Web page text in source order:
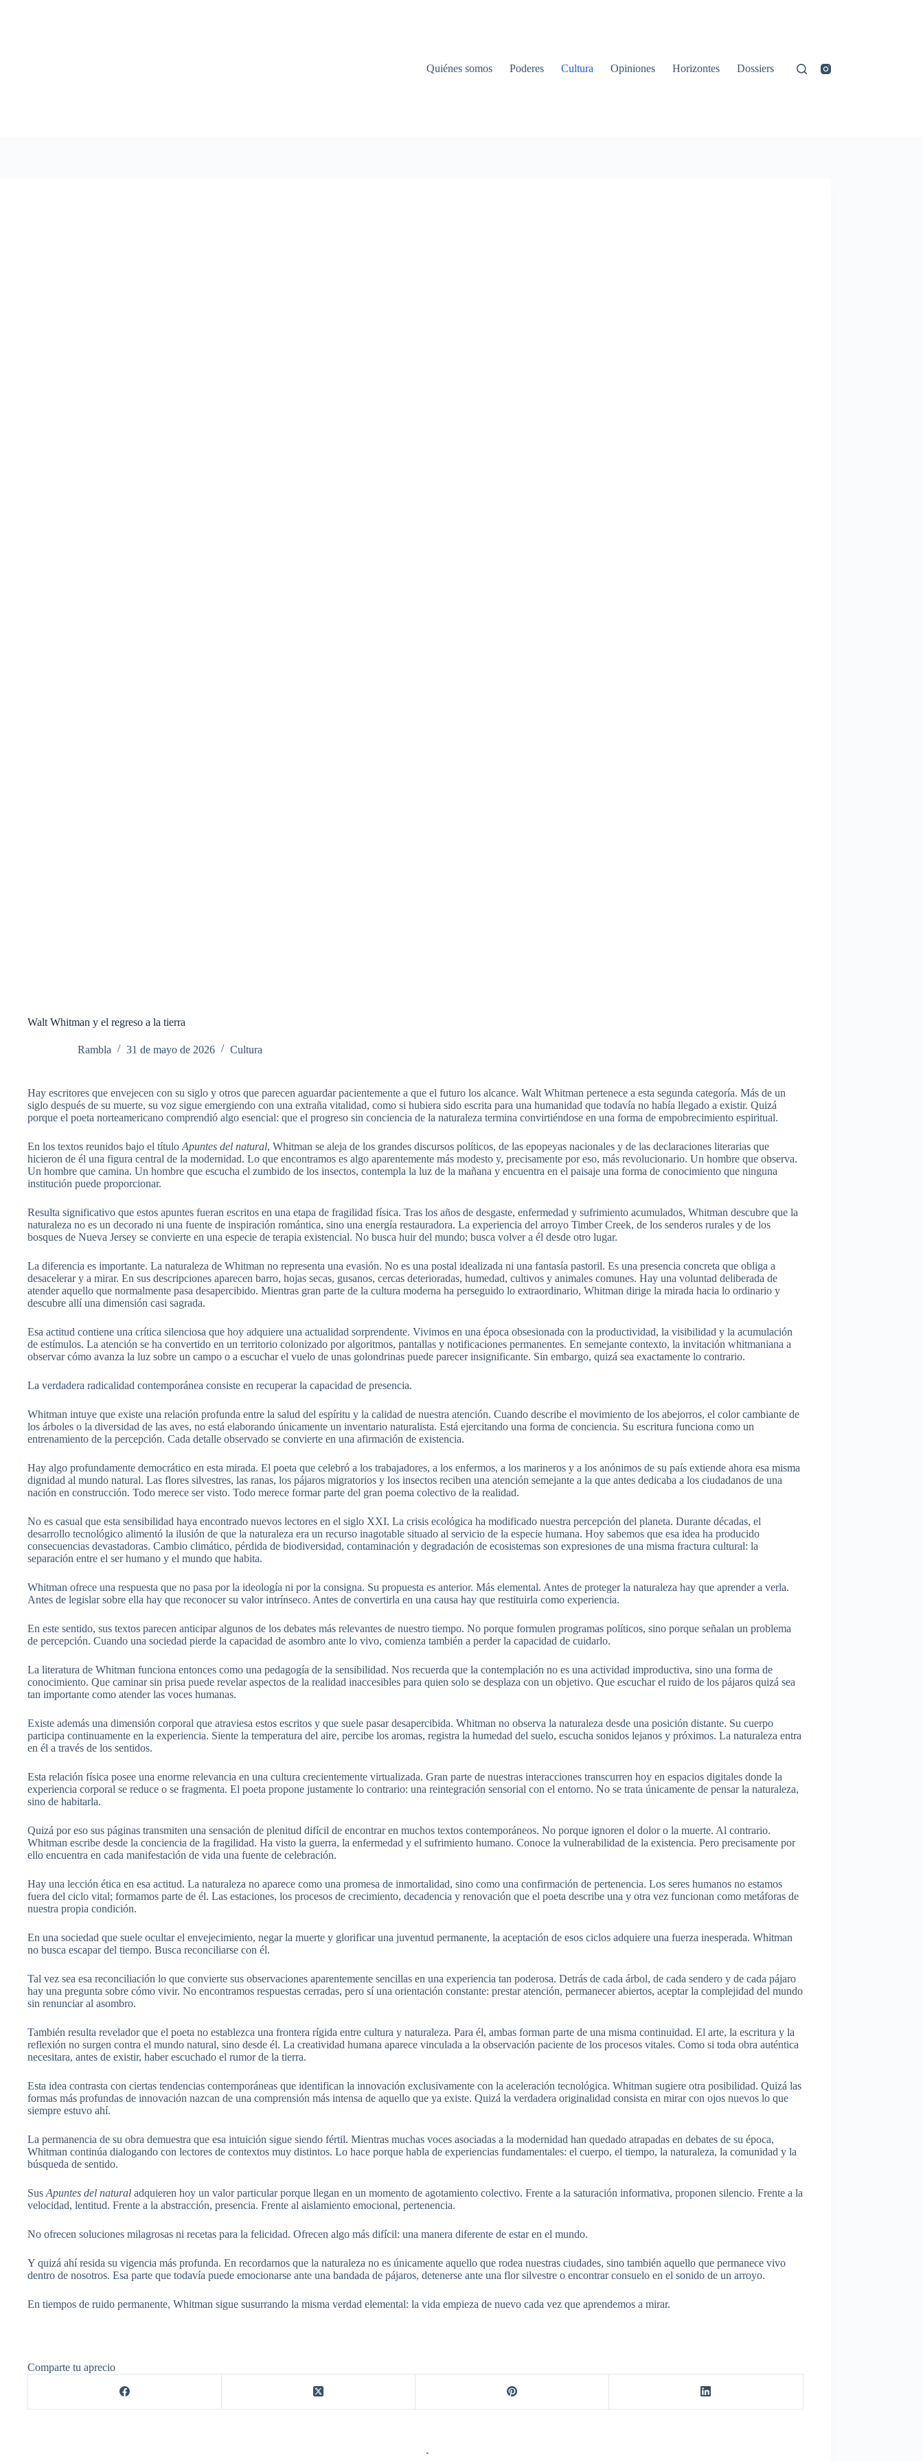
Quiénes somos Poderes Cultura Opiniones Horizontes Dossiers
Walt Whitman y el regreso a la tierra
Rambla 31 de mayo de 2026 Cultura
Hay escritores que envejecen con su siglo y otros que parecen aguardar pacientemente a que el futuro los alcance. Walt Whitman pertenece a esta segunda categoría. Más de un
siglo después de su muerte, su voz sigue emergiendo con una extraña vitalidad, como si hubiera sido escrita para una humanidad que todavía no había llegado a existir. Quizá
porque el poeta norteamericano comprendió algo esencial: que el progreso sin conciencia de la naturaleza termina convirtiéndose en una forma de empobrecimiento espiritual.
En los textos reunidos bajo el título Apuntes del natural, Whitman se aleja de los grandes discursos políticos, de las epopeyas nacionales y de las declaraciones literarias que
hicieron de él una figura central de la modernidad. Lo que encontramos es algo aparentemente más modesto y, precisamente por eso, más revolucionario. Un hombre que observa.
Un hombre que camina. Un hombre que escucha el zumbido de los insectos, contempla la luz de la mañana y encuentra en el paisaje una forma de conocimiento que ninguna
institución puede proporcionar.
Resulta significativo que estos apuntes fueran escritos en una etapa de fragilidad física. Tras los años de desgaste, enfermedad y sufrimiento acumulados, Whitman descubre que la
naturaleza no es un decorado ni una fuente de inspiración romántica, sino una energía restauradora. La experiencia del arroyo Timber Creek, de los senderos rurales y de los
bosques de Nueva Jersey se convierte en una especie de terapia existencial. No busca huir del mundo; busca volver a él desde otro lugar.
La diferencia es importante. La naturaleza de Whitman no representa una evasión. No es una postal idealizada ni una fantasía pastoril. Es una presencia concreta que obliga a
desacelerar y a mirar. En sus descripciones aparecen barro, hojas secas, gusanos, cercas deterioradas, humedad, cultivos y animales comunes. Hay una voluntad deliberada de
atender aquello que normalmente pasa desapercibido. Mientras gran parte de la cultura moderna ha perseguido lo extraordinario, Whitman dirige la mirada hacia lo ordinario y
descubre allí una dimensión casi sagrada.
Esa actitud contiene una crítica silenciosa que hoy adquiere una actualidad sorprendente. Vivimos en una época obsesionada con la productividad, la visibilidad y la acumulación
de estímulos. La atención se ha convertido en un territorio colonizado por algoritmos, pantallas y notificaciones permanentes. En semejante contexto, la invitación whitmaniana a
observar cómo avanza la luz sobre un campo o a escuchar el vuelo de unas golondrinas puede parecer insignificante. Sin embargo, quizá sea exactamente lo contrario.
La verdadera radicalidad contemporánea consiste en recuperar la capacidad de presencia.
Whitman intuye que existe una relación profunda entre la salud del espíritu y la calidad de nuestra atención. Cuando describe el movimiento de los abejorros, el color cambiante de
los árboles o la diversidad de las aves, no está elaborando únicamente un inventario naturalista. Está ejercitando una forma de conciencia. Su escritura funciona como un
entrenamiento de la percepción. Cada detalle observado se convierte en una afirmación de existencia.
Hay algo profundamente democrático en esta mirada. El poeta que celebró a los trabajadores, a los enfermos, a los marineros y a los anónimos de su país extiende ahora esa misma
dignidad al mundo natural. Las flores silvestres, las ranas, los pájaros migratorios y los insectos reciben una atención semejante a la que antes dedicaba a los ciudadanos de una
nación en construcción. Todo merece ser visto. Todo merece formar parte del gran poema colectivo de la realidad.
No es casual que esta sensibilidad haya encontrado nuevos lectores en el siglo XXI. La crisis ecológica ha modificado nuestra percepción del planeta. Durante décadas, el
desarrollo tecnológico alimentó la ilusión de que la naturaleza era un recurso inagotable situado al servicio de la especie humana. Hoy sabemos que esa idea ha producido
consecuencias devastadoras. Cambio climático, pérdida de biodiversidad, contaminación y degradación de ecosistemas son expresiones de una misma fractura cultural: la
separación entre el ser humano y el mundo que habita.
Whitman ofrece una respuesta que no pasa por la ideología ni por la consigna. Su propuesta es anterior. Más elemental. Antes de proteger la naturaleza hay que aprender a verla.
Antes de legislar sobre ella hay que reconocer su valor intrínseco. Antes de convertirla en una causa hay que restituirla como experiencia.
En este sentido, sus textos parecen anticipar algunos de los debates más relevantes de nuestro tiempo. No porque formulen programas políticos, sino porque señalan un problema
de percepción. Cuando una sociedad pierde la capacidad de asombro ante lo vivo, comienza también a perder la capacidad de cuidarlo.
La literatura de Whitman funciona entonces como una pedagogía de la sensibilidad. Nos recuerda que la contemplación no es una actividad improductiva, sino una forma de
conocimiento. Que caminar sin prisa puede revelar aspectos de la realidad inaccesibles para quien solo se desplaza con un objetivo. Que escuchar el ruido de los pájaros quizá sea
tan importante como atender las voces humanas.
Existe además una dimensión corporal que atraviesa estos escritos y que suele pasar desapercibida. Whitman no observa la naturaleza desde una posición distante. Su cuerpo
participa continuamente en la experiencia. Siente la temperatura del aire, percibe los aromas, registra la humedad del suelo, escucha sonidos lejanos y próximos. La naturaleza entra
en él a través de los sentidos.
Esta relación física posee una enorme relevancia en una cultura crecientemente virtualizada. Gran parte de nuestras interacciones transcurren hoy en espacios digitales donde la
experiencia corporal se reduce o se fragmenta. El poeta propone justamente lo contrario: una reintegración sensorial con el entorno. No se trata únicamente de pensar la naturaleza,
sino de habitarla.
Quizá por eso sus páginas transmiten una sensación de plenitud difícil de encontrar en muchos textos contemporáneos. No porque ignoren el dolor o la muerte. Al contrario.
Whitman escribe desde la conciencia de la fragilidad. Ha visto la guerra, la enfermedad y el sufrimiento humano. Conoce la vulnerabilidad de la existencia. Pero precisamente por
ello encuentra en cada manifestación de vida una fuente de celebración.
Hay una lección ética en esa actitud. La naturaleza no aparece como una promesa de inmortalidad, sino como una confirmación de pertenencia. Los seres humanos no estamos
fuera del ciclo vital; formamos parte de él. Las estaciones, los procesos de crecimiento, decadencia y renovación que el poeta describe una y otra vez funcionan como metáforas de
nuestra propia condición.
En una sociedad que suele ocultar el envejecimiento, negar la muerte y glorificar una juventud permanente, la aceptación de esos ciclos adquiere una fuerza inesperada. Whitman
no busca escapar del tiempo. Busca reconciliarse con él.
Tal vez sea esa reconciliación lo que convierte sus observaciones aparentemente sencillas en una experiencia tan poderosa. Detrás de cada árbol, de cada sendero y de cada pájaro
hay una pregunta sobre cómo vivir. No encontramos respuestas cerradas, pero sí una orientación constante: prestar atención, permanecer abiertos, aceptar la complejidad del mundo
sin renunciar al asombro.
También resulta revelador que el poeta no establezca una frontera rígida entre cultura y naturaleza. Para él, ambas forman parte de una misma continuidad. El arte, la escritura y la
reflexión no surgen contra el mundo natural, sino desde él. La creatividad humana aparece vinculada a la observación paciente de los procesos vitales. Como si toda obra auténtica
necesitara, antes de existir, haber escuchado el rumor de la tierra.
Esta idea contrasta con ciertas tendencias contemporáneas que identifican la innovación exclusivamente con la aceleración tecnológica. Whitman sugiere otra posibilidad. Quizá las
formas más profundas de innovación nazcan de una comprensión más intensa de aquello que ya existe. Quizá la verdadera originalidad consista en mirar con ojos nuevos lo que
siempre estuvo ahí.
La permanencia de su obra demuestra que esa intuición sigue siendo fértil. Mientras muchas voces asociadas a la modernidad han quedado atrapadas en debates de su época,
Whitman continúa dialogando con lectores de contextos muy distintos. Lo hace porque habla de experiencias fundamentales: el cuerpo, el tiempo, la naturaleza, la comunidad y la
búsqueda de sentido.
Sus Apuntes del natural adquieren hoy un valor particular porque llegan en un momento de agotamiento colectivo. Frente a la saturación informativa, proponen silencio. Frente a la
velocidad, lentitud. Frente a la abstracción, presencia. Frente al aislamiento emocional, pertenencia.
No ofrecen soluciones milagrosas ni recetas para la felicidad. Ofrecen algo más difícil: una manera diferente de estar en el mundo.
Y quizá ahí resida su vigencia más profunda. En recordarnos que la naturaleza no es únicamente aquello que rodea nuestras ciudades, sino también aquello que permanece vivo
dentro de nosotros. Esa parte que todavía puede emocionarse ante una bandada de pájaros, detenerse ante una flor silvestre o encontrar consuelo en el sonido de un arroyo.
En tiempos de ruido permanente, Whitman sigue susurrando la misma verdad elemental: la vida empieza de nuevo cada vez que aprendemos a mirar.
Comparte tu aprecio